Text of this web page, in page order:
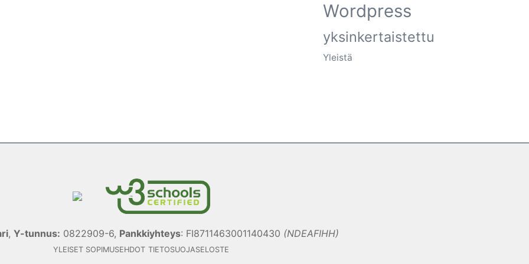
Wordpress
yksinkertaistettu
Yleistä
, Y-tunnus: 0822909-6, Pankkiyhteys: FI8711463001140430 (NDEAFIHH)
YLEISET SOPIMUSEHDOT TIETOSUOJASELOSTE